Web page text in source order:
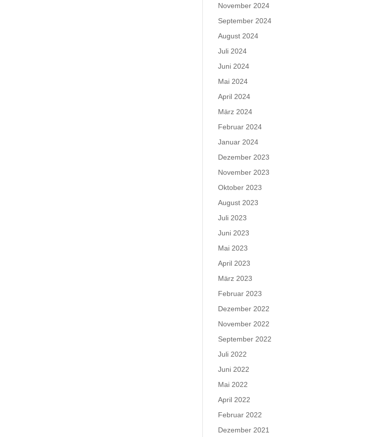
November 2024
September 2024
August 2024
Juli 2024
Juni 2024
Mai 2024
April 2024
März 2024
Februar 2024
Januar 2024
Dezember 2023
November 2023
Oktober 2023
August 2023
Juli 2023
Juni 2023
Mai 2023
April 2023
März 2023
Februar 2023
Dezember 2022
November 2022
September 2022
Juli 2022
Juni 2022
Mai 2022
April 2022
Februar 2022
Dezember 2021